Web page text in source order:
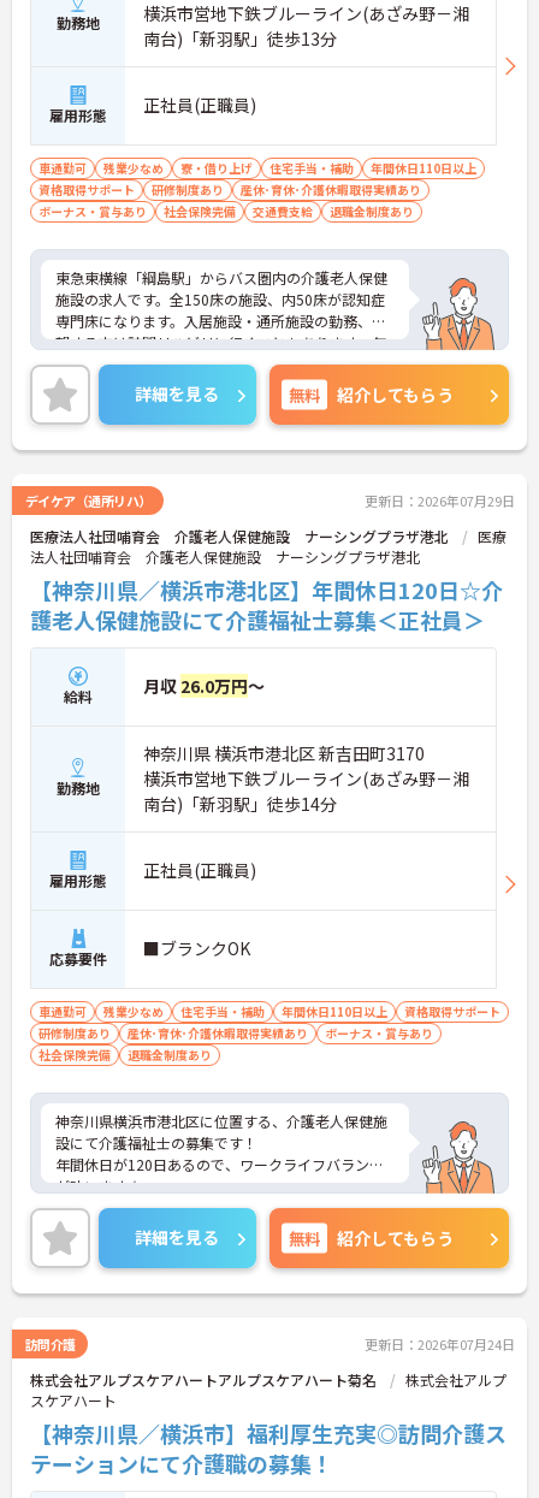
勤務地
横浜市営地下鉄ブルーライン(あざみ野－湘
南台)「新羽駅」徒歩13分
雇用形態 正社員(正職員)
車通勤可 残業少なめ 寮・借り上げ 住宅手当・補助
年間休日110日以上
資格取得サポート
研修制度あり
産休･育休･介護休暇取得実績あり
ボーナス・賞与あり
社会保険完備 交通費支給 退職金制度あり
東急東横線「綱島駅」からバス圏内の介護老人保健
施設の求人です。全150床の施設、内50床が認知症
専門床になります。入居施設・通所施設の勤務、希
望する方は訪問リハビリに行くこともあります。年
間休日120日、育休・産休制度の実績もあるため、
プライベートとの両立を大切にされたい方にもオス
スメです。
ご興味のある方には、面接対策ポイントなど、さら
に詳細をお話しいたしますので、お気軽にご相談く
詳細を見る 無料 紹介してもらう
デイケア（通所リハ） 更新日：2026年07月29日
医療法人社団哺育会 介護老人保健施設 ナーシングプラザ港北
医療
法人社団哺育会 介護老人保健施設 ナーシングプラザ港北
【神奈川県／横浜市港北区】年間休日120日☆介
護老人保健施設にて介護福祉士募集＜正社員＞
給料 月収 26.0万円～
勤務地
神奈川県 横浜市港北区 新吉田町3170
横浜市営地下鉄ブルーライン(あざみ野－湘
南台)「新羽駅」徒歩14分
雇用形態 正社員(正職員)
応募要件 ■ブランクOK
車通勤可 残業少なめ 住宅手当・補助 年間休日110日以上
資格取得サポート
研修制度あり
産休･育休･介護休暇取得実績あり
ボーナス・賞与あり
社会保険完備
退職金制度あり
神奈川県横浜市港北区に位置する、介護老人保健施
設にて介護福祉士の募集です！
年間休日が120日あるので、ワークライフバランス
が叶います☆
また、住宅手当がある為、生活面の負担を軽減し、
安心して長く勤務していただけます♪
さらに、マイカー通勤可能なので通勤らくらくです
◎
ご興味のある方には、面接対策ポイントなど、さら
さい！
詳細を見る 無料 紹介してもらう
訪問介護 更新日：2026年07月24日
株式会社アルプスケアハートアルプスケアハート菊名
株式会社アルプ
スケアハート
【神奈川県／横浜市】福利厚生充実◎訪問介護ス
テーションにて介護職の募集！